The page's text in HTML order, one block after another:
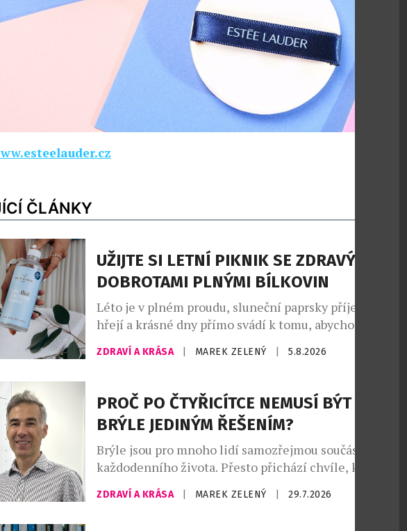
ČLÁNKY
UŽIJTE SI LETNÍ PIKNIK SE ZDRAVÝMI
DOBROTAMI PLNÝMI BÍLKOVIN
Léto je v plném proudu, sluneční paprsky příjemně
hřejí a krásné dny přímo svádí k tomu, abychom
trávili čas venku. A co k pravému létu patří víc než
dokonalý piknik a dobré a zdravé dobroty od českého
inovátorů a milovníků zdravého životního stylu,
Atrey a Kateřina Rae. […]
ZDRAVÍ A KRÁSA MAREK ZELENÝ 5.8.2026
PROČ PO ČTYŘICÍTCE NEMUSÍ BÝT
BRÝLE JEDINÝM ŘEŠENÍM?
Brýle jsou pro mnoho lidí samozřejmou součástí
každodenního života. Přesto přichází chvíle, kdy
začnou být spíše omezením než pomocníkem.
Zejména po čtyřicítce, kdy se objevuje presbyopie
ZDRAVÍ A KRÁSA MAREK ZELENÝ 29.7.2026